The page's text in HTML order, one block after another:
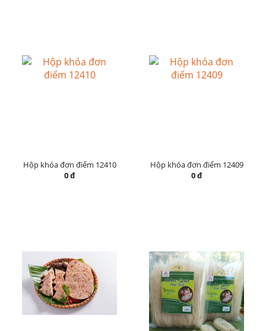
Hộp khóa đơn điểm 12410
0 đ
Hộp khóa đơn điểm 12409
0 đ